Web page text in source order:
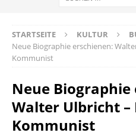
STARTSEITE KULTUR
Neue Biographie erschienen:
Kommunist
Neue Biographie
Walter Ulbricht –
Kommunist